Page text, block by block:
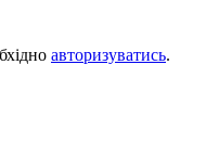
авторизуватись.